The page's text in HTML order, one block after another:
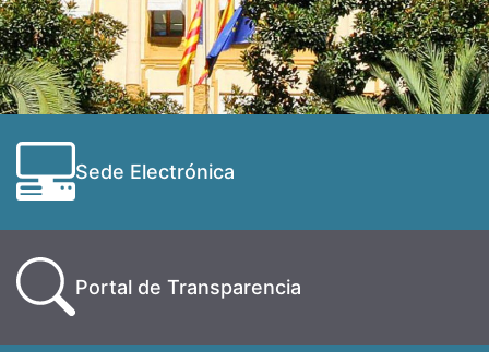
Sede Electrónica
Portal de Transparencia